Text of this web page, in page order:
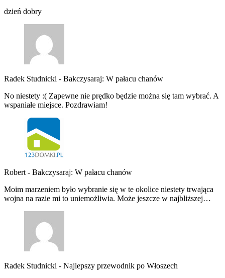
dzień dobry
Radek Studnicki - Bakczysaraj: W pałacu chanów
No niestety :( Zapewne nie prędko będzie można się tam wybrać. A
wspaniałe miejsce. Pozdrawiam!
Robert - Bakczysaraj: W pałacu chanów
Moim marzeniem było wybranie się w te okolice niestety trwająca
wojna na razie mi to uniemożliwia. Może jeszcze w najbliższej…
Radek Studnicki - Najlepszy przewodnik po Włoszech